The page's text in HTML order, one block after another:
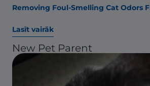
Removing Foul-Smelling Cat Odors
Lasīt vairāk
New Pet Parent